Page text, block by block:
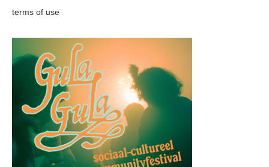
terms of use